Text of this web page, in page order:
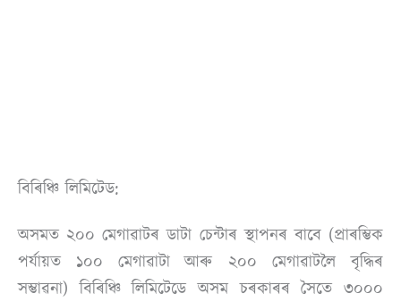
বিৰিঞ্চি লিমিটেড:
অসমত ২০০ মেগাৱাটৰ ডাটা চেন্টাৰ স্থাপনৰ বাবে (প্ৰাৰম্ভিক
পৰ্যায়ত ১০০ মেগাৱাটা আৰু ২০০ মেগাৱাটলৈ বৃদ্ধিৰ
সম্ভাৱনা) বিৰিঞ্চি লিমিটেডে অসম চৰকাৰৰ সৈতে ৩০০০